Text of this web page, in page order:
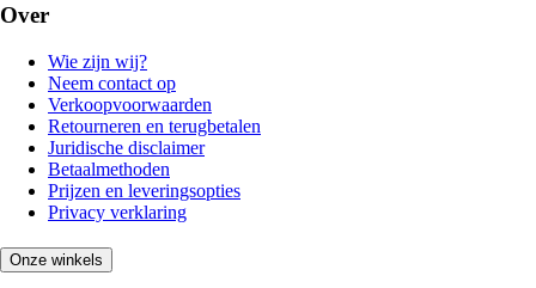
Over
Wie zijn wij?
Neem contact op
Verkoopvoorwaarden
Retourneren en terugbetalen
Juridische disclaimer
Betaalmethoden
Prijzen en leveringsopties
Privacy verklaring
Onze winkels